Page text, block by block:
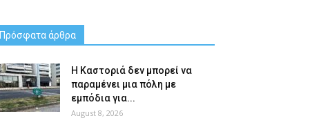
Πρόσφατα άρθρα
Η Καστοριά δεν μπορεί να
παραμένει μια πόλη με
εμπόδια για...
August 8, 2026